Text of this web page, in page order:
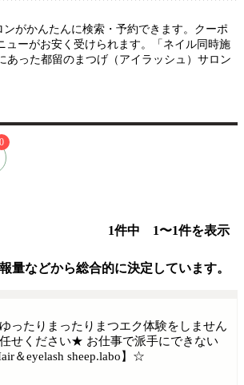
がかんたんに検索・予約できます。クーポ
ーがお安く受けられます。「ネイル同時施
った都留のまつげ（アイラッシュ）サロン
0
1件中 1〜1件を表示
量などから総合的に決定しています。
ったりまったりまつエク体験をしません
せください★ お仕事で派手にできない
＆eyelash sheep.labo】☆